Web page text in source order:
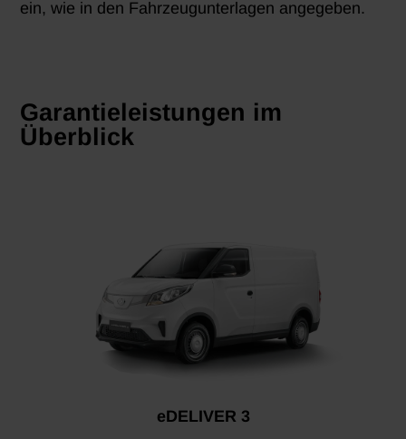
ein, wie in den Fahrzeugunterlagen angegeben.
Garantieleistungen im
Überblick
eDELIVER 3